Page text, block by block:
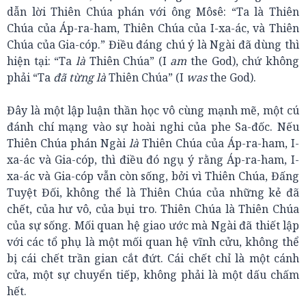
dẫn lời Thiên Chúa phán với ông Môsê: “Ta là Thiên
Chúa của Áp-ra-ham, Thiên Chúa của I-xa-ác, và Thiên
Chúa của Gia-cóp.” Điều đáng chú ý là Ngài đã dùng thì
hiện tại: “Ta làThiên Chúa” (I am the God), chứ không
phải “Ta đã từng làThiên Chúa” (I wasthe God).
Đây là một lập luận thần học vô cùng mạnh mẽ, một cú
đánh chí mạng vào sự hoài nghi của phe Sa-đốc. Nếu
Thiên Chúa phán Ngài là Thiên Chúa của Áp-ra-ham, I-
xa-ác và Gia-cóp, thì điều đó ngụ ý rằng Áp-ra-ham, I-
xa-ác và Gia-cóp vẫn còn sống, bởi vì Thiên Chúa, Đấng
Tuyệt Đối, không thể là Thiên Chúa của những kẻ đã
chết, của hư vô, của bụi tro. Thiên Chúa là Thiên Chúa
của sự sống. Mối quan hệ giao ước mà Ngài đã thiết lập
với các tổ phụ là một mối quan hệ vĩnh cửu, không thể
bị cái chết trần gian cắt đứt. Cái chết chỉ là một cánh
cửa, một sự chuyển tiếp, không phải là một dấu chấm
hết.